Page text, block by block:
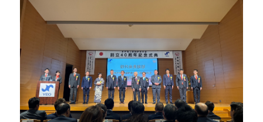
豊田さんのこれまでの歴史を感じれる式典でし
いう講演会。しくじり先生をモデルにした寸劇風
の演出でした。もちろん台本があったようです
が、セリフ感ゼロの知一郎先生。多分アドリブを
利かせまくってたんでしょう。勝手に登壇とかさ